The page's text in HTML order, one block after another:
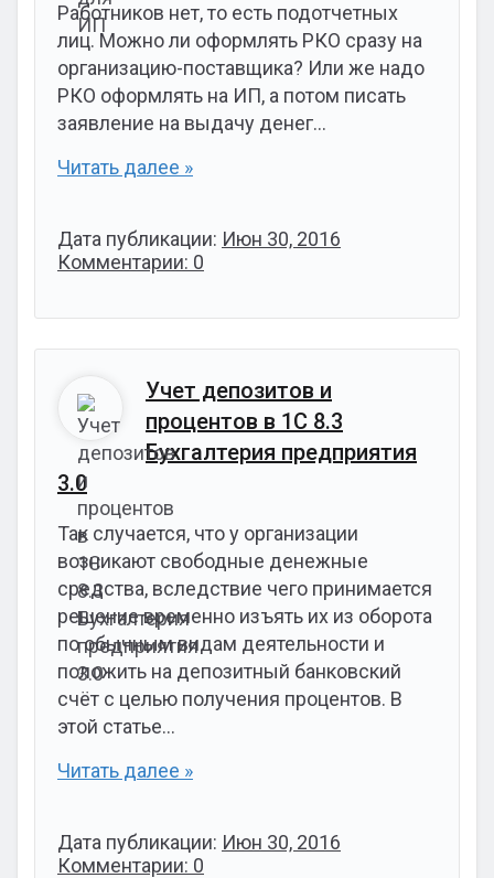
Работников нет, то есть подотчетных
лиц. Можно ли оформлять РКО сразу на
организацию-поставщика? Или же надо
РКО оформлять на ИП, а потом писать
заявление на выдачу денег…
Читать далее »
Дата публикации: Июн 30, 2016
Комментарии: 0
Учет депозитов и
процентов в 1С 8.3
Бухгалтерия предприятия
3.0
Так случается, что у организации
возникают свободные денежные
средства, вследствие чего принимается
решение временно изъять их из оборота
по обычным видам деятельности и
положить на депозитный банковский
счёт с целью получения процентов. В
этой статье…
Читать далее »
Дата публикации: Июн 30, 2016
Комментарии: 0